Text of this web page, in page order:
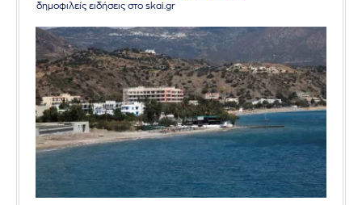
δημοφιλείς ειδήσεις στο skai.gr